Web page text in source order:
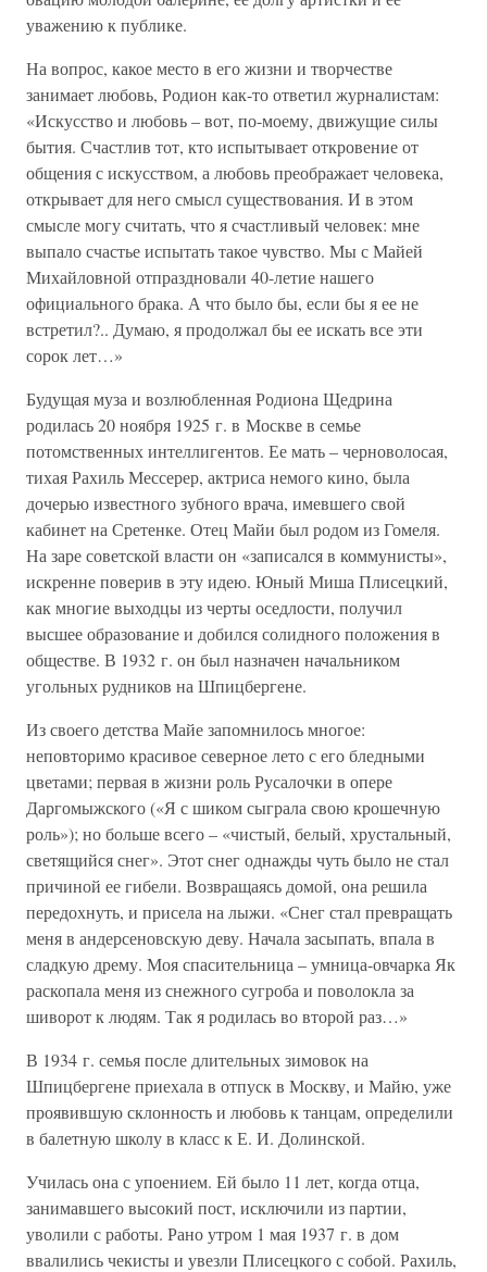
уважению к публике.
На вопрос, какое место в его жизни и творчестве
занимает любовь, Родион как-то ответил журналистам:
«Искусство и любовь – вот, по-моему, движущие силы
бытия. Счастлив тот, кто испытывает откровение от
общения с искусством, а любовь преображает человека,
открывает для него смысл существования. И в этом
смысле могу считать, что я счастливый человек: мне
выпало счастье испытать такое чувство. Мы с Майей
Михайловной отпраздновали 40-летие нашего
официального брака. А что было бы, если бы я ее не
встретил?.. Думаю, я продолжал бы ее искать все эти
сорок лет…»
Будущая муза и возлюбленная Родиона Щедрина
родилась 20 ноября 1925 г. в Москве в семье
потомственных интеллигентов. Ее мать – черноволосая,
тихая Рахиль Мессерер, актриса немого кино, была
дочерью известного зубного врача, имевшего свой
кабинет на Сретенке. Отец Майи был родом из Гомеля.
На заре советской власти он «записался в коммунисты»,
искренне поверив в эту идею. Юный Миша Плисецкий,
как многие выходцы из черты оседлости, получил
высшее образование и добился солидного положения в
обществе. В 1932 г. он был назначен начальником
угольных рудников на Шпицбергене.
Из своего детства Майе запомнилось многое:
неповторимо красивое северное лето с его бледными
цветами; первая в жизни роль Русалочки в опере
Даргомыжского («Я с шиком сыграла свою крошечную
роль»); но больше всего – «чистый, белый, хрустальный,
светящийся снег». Этот снег однажды чуть было не стал
причиной ее гибели. Возвращаясь домой, она решила
передохнуть, и присела на лыжи. «Снег стал превращать
меня в андерсеновскую деву. Начала засыпать, впала в
сладкую дрему. Моя спасительница – умница-овчарка Як
раскопала меня из снежного сугроба и поволокла за
шиворот к людям. Так я родилась во второй раз…»
В 1934 г. семья после длительных зимовок на
Шпицбергене приехала в отпуск в Москву, и Майю, уже
проявившую склонность и любовь к танцам, определили
в балетную школу в класс к Е. И. Долинской.
Училась она с упоением. Ей было 11 лет, когда отца,
занимавшего высокий пост, исключили из партии,
уволили с работы. Рано утром 1 мая 1937 г. в дом
ввалились чекисты и увезли Плисецкого с собой. Рахиль,